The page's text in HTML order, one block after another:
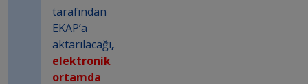
tarafından
EKAP’a
aktarılacağı,
elektronik
ortamda